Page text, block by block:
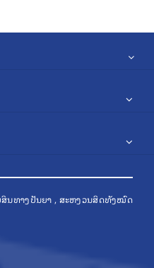
ນທາງປັນຍາ , ສະຫງວນສິດທັງໝົດ